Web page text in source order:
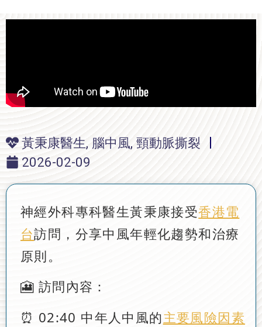
黃秉康醫生, 腦中風, 頸動脈撕裂
2026-02-09
神經外科專科醫生黃秉康接受香港電
台訪問，分享中風年輕化趨勢和治療
原則。
🎦 訪問內容：
⏰ 02:40 中年人中風的主要風險因素